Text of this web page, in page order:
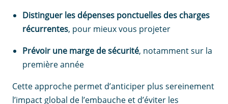
Distinguer les dépenses ponctuelles des charges
récurrentes, pour mieux vous projeter
Prévoir une marge de sécurité, notamment sur la
première année
Cette approche permet d’anticiper plus sereinement
l’impact global de l’embauche et d’éviter les